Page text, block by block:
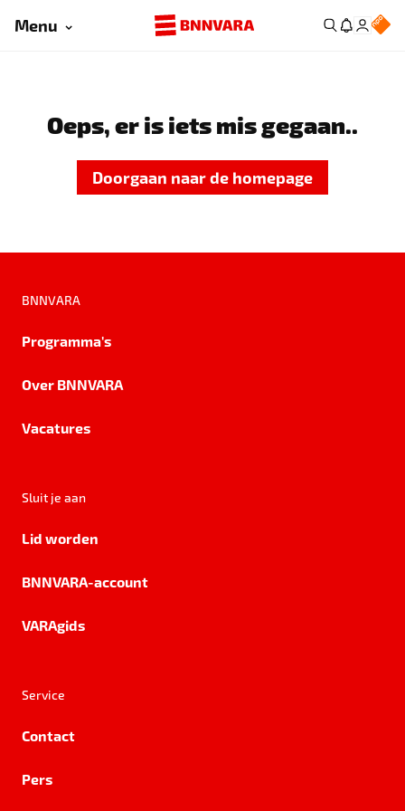
Menu
Oeps, er is iets mis gegaan..
Doorgaan naar de homepage
BNNVARA
Programma's
Over BNNVARA
Vacatures
Sluit je aan
Lid worden
BNNVARA-account
VARAgids
Service
Contact
Pers